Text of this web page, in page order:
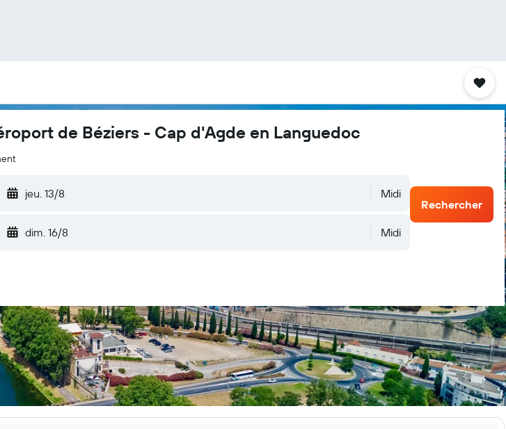
de Béziers - Cap d'Agde en Languedoc
jeu. 13/8 Midi
dim. 16/8 Midi
Rechercher